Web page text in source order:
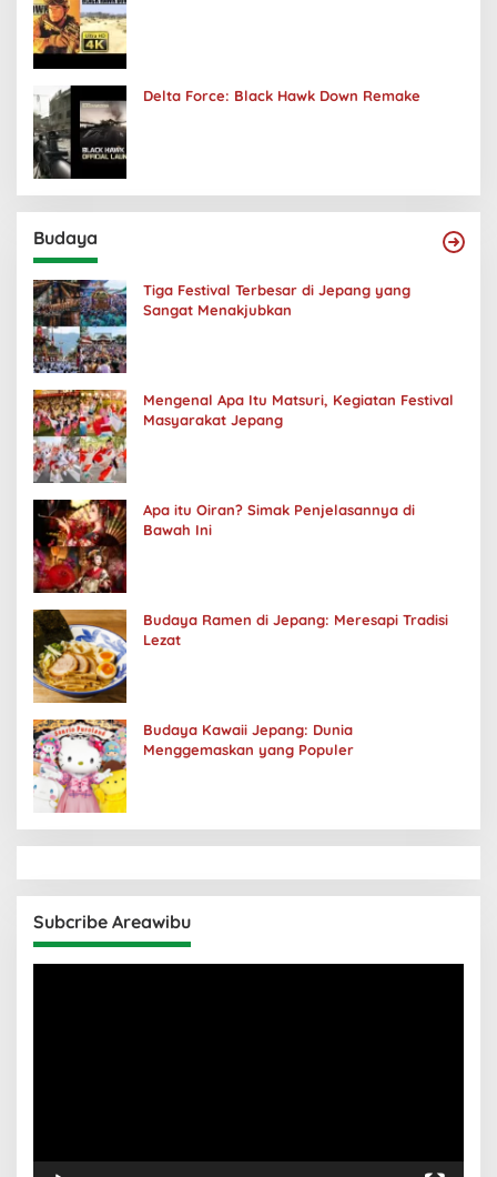
Delta Force: Black Hawk Down Remake
Budaya
Tiga Festival Terbesar di Jepang yang
Sangat Menakjubkan
Mengenal Apa Itu Matsuri, Kegiatan Festival
Masyarakat Jepang
Apa itu Oiran? Simak Penjelasannya di
Bawah Ini
Budaya Ramen di Jepang: Meresapi Tradisi
Lezat
Budaya Kawaii Jepang: Dunia
Menggemaskan yang Populer
Subcribe Areawibu